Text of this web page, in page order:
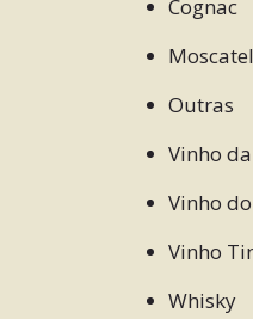
Cognac
Moscatel
Outras
Vinho
Vinho
Vinho
Whisky